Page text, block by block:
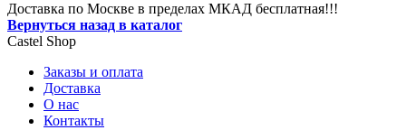
Доставка по Москве в пределах МКАД бесплатная!!!
Вернуться назад в каталог
Castel Shop
Заказы и оплата
Доставка
О нас
Контакты